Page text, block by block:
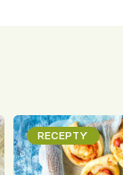
RECEPTY